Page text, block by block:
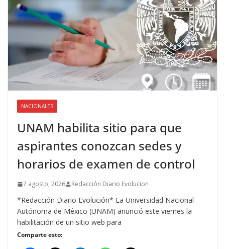
NACIONALES
UNAM habilita sitio para que
aspirantes conozcan sedes y
horarios de examen de control
7 agosto, 2026 Redacción Diario Evolucion
*Redacción Diario Evolución* La Universidad Nacional
Autónoma de México (UNAM) anunció este viernes la
habilitación de un sitio web para
Comparte esto: